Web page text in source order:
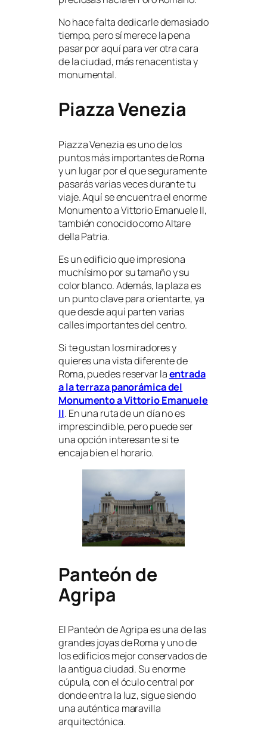
No hace falta dedicarle demasiado
tiempo, pero sí merece la pena
pasar por aquí para ver otra cara
de la ciudad, más renacentista y
monumental.
Piazza Venezia
Piazza Venezia es uno de los
puntos más importantes de Roma
y un lugar por el que seguramente
pasarás varias veces durante tu
viaje. Aquí se encuentra el enorme
Monumento a Vittorio Emanuele II,
también conocido como Altare
della Patria.
Es un edificio que impresiona
muchísimo por su tamaño y su
color blanco. Además, la plaza es
un punto clave para orientarte, ya
que desde aquí parten varias
calles importantes del centro.
Si te gustan los miradores y
quieres una vista diferente de
Roma, puedes reservar laentrada
a la terraza panorámica del
Monumento a Vittorio Emanuele
II. En una ruta de un día no es
imprescindible, pero puede ser
una opción interesante si te
encaja bien el horario.
Panteón de
Agripa
El Panteón de Agripa es una de las
grandes joyas de Roma y uno de
los edificios mejor conservados de
la antigua ciudad. Su enorme
cúpula, con el óculo central por
donde entra la luz, sigue siendo
una auténtica maravilla
arquitectónica.